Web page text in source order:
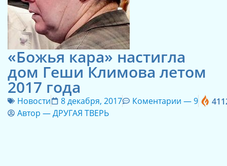
«Божья кара» настигла
дом Геши Климова летом
2017 года
Новости 8 декабря, 2017 Коментарии —9
Автор —ДРУГАЯ ТВЕРЬ